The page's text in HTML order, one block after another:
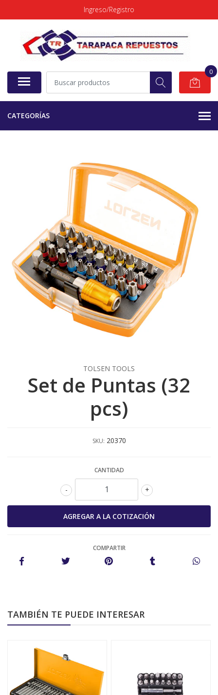
Ingreso/Registro
0
CATEGORÍAS
TOLSEN TOOLS
Set de Puntas (32
pcs)
SKU: 20370
CANTIDAD
+
-
COMPARTIR
TAMBIÉN TE PUEDE INTERESAR